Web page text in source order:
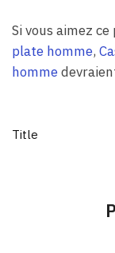
Si vous aimez
plate homme,
homme
Title